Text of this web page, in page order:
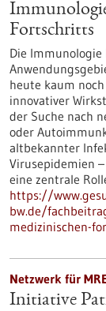
Fortschritts
Die
heute kaum
innovativer
der Suche nach
oder
altbekannter
Virusepidemien
eine zentrale
https://
bw.de/
medizinischen-
Netzwerk für
Initiative